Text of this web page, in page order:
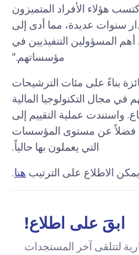
هؤلاء الأفراد المتميزون
سنوات عديدة، مما أدى إلى
المسؤولين التنفيذيين في
مؤسساتهم."
بناءً على مئات الترشيحات
في مجال التكنولوجيا المالية
واستندت عملية التقييم إلى
فضلاً عن مستوى المؤسسات
التي يعملون بها حالياً.
يمكن الاطلاع على الترتيب هنا.
ابقَ على اطلاع!
لتتلقى آخر المستجدات